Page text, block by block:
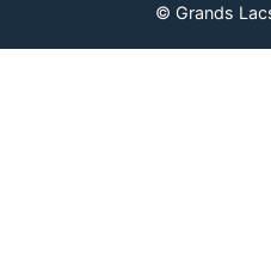
© Grands